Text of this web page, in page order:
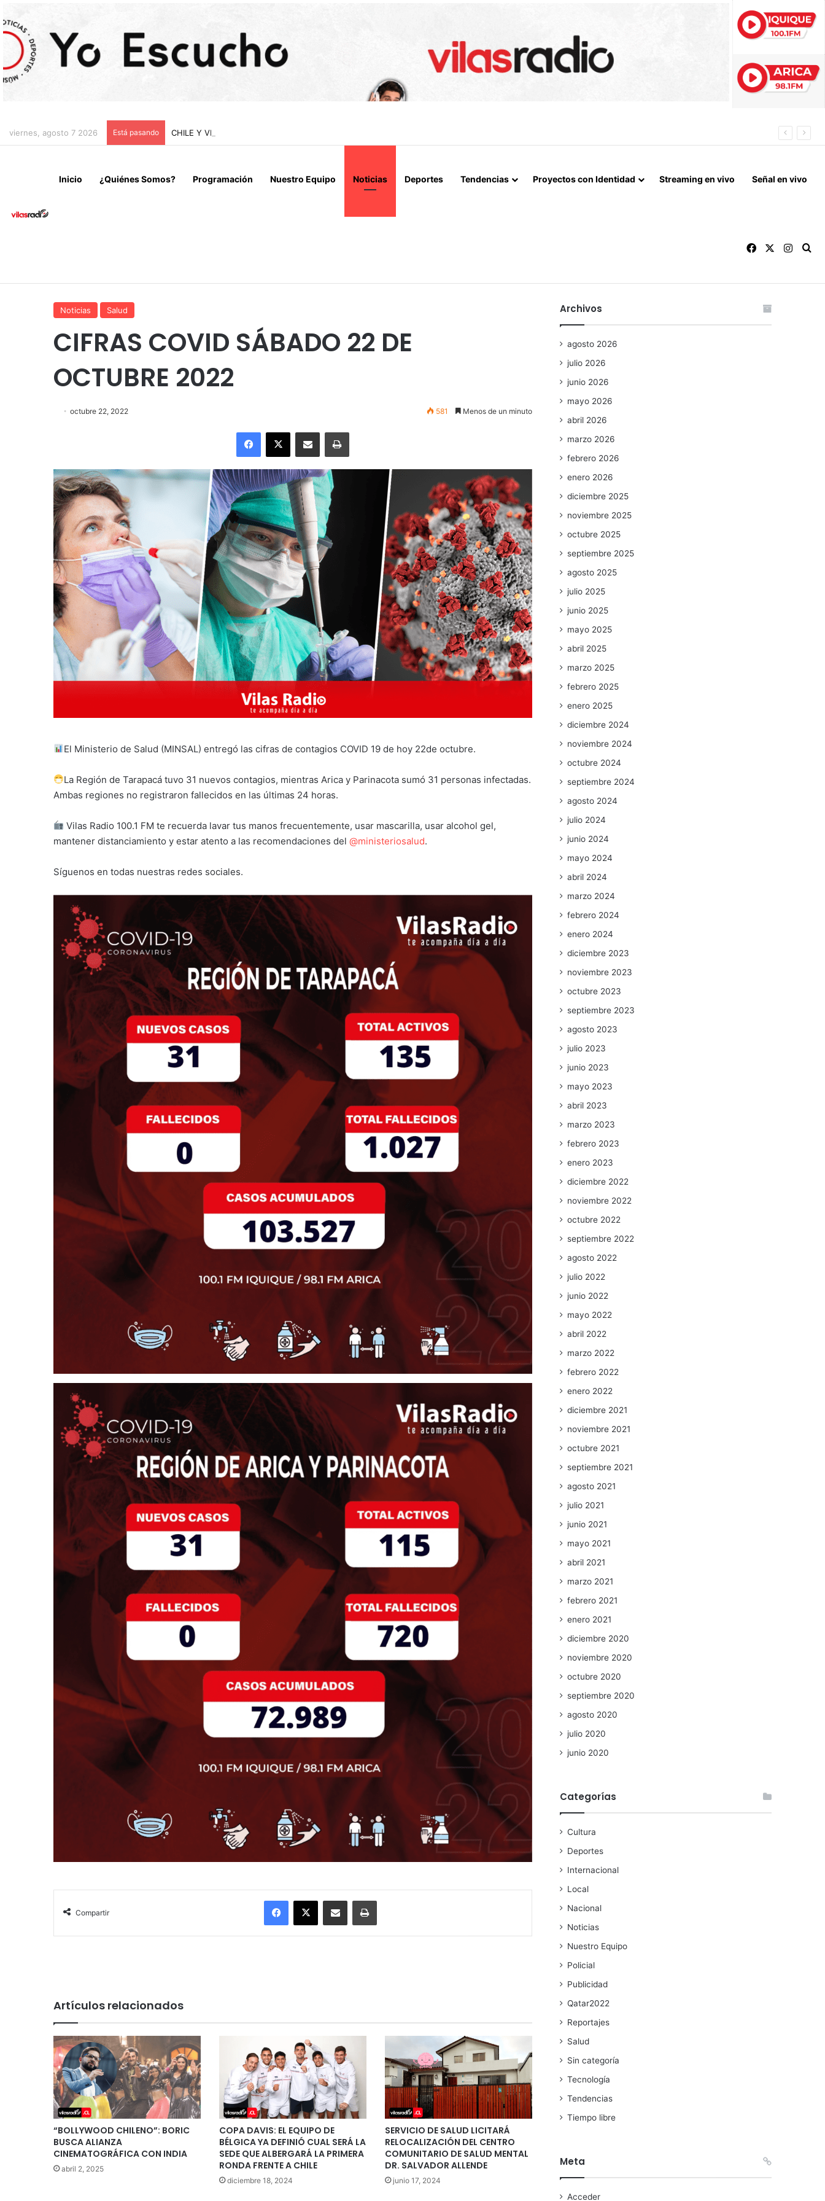
viernes, agosto 7 2026 Está pasando CHILE Y VENEZUELA OFICIALIZAN EL REINICIO DE RELACIONES CONSULARES Y AVANZAN HACIA LA NORMALIZACIÓN DE VÍNCULOS BILATERALES
Inicio ¿Quiénes Somos? Programación Nuestro Equipo Noticias Deportes Tendencias Proyectos con Identidad Streaming en vivo Señal en vivo
Facebook
Noticias Salud
CIFRAS COVID SÁBADO 22 DE
OCTUBRE 2022
octubre 22, 2022 581 Menos de un minuto
Facebook
X Enviar vía email Imprimir
El Ministerio de Salud (MINSAL) entregó las cifras de contagios COVID 19 de hoy 22de octubre.
La Región de Tarapacá tuvo 31 nuevos contagios, mientras Arica y Parinacota sumó 31 personas infectadas.
Ambas regiones no registraron fallecidos en las últimas 24 horas.
Vilas Radio 100.1 FM te recuerda lavar tus manos frecuentemente, usar mascarilla, usar alcohol gel,
mantener distanciamiento y estar atento a las recomendaciones del @ministeriosalud.
Síguenos en todas nuestras redes sociales.
Compartir
Facebook
X Enviar vía email Imprimir
Artículos relacionados
“BOLLYWOOD CHILENO”: BORIC
BUSCA ALIANZA
CINEMATOGRÁFICA CON INDIA
abril 2, 2025
COPA DAVIS: EL EQUIPO DE
BÉLGICA YA DEFINIÓ CUAL SERÁ LA
SEDE QUE ALBERGARÁ LA PRIMERA
RONDA FRENTE A CHILE
diciembre 18, 2024
SERVICIO DE SALUD LICITARÁ
RELOCALIZACIÓN DEL CENTRO
COMUNITARIO DE SALUD MENTAL
DR. SALVADOR ALLENDE
junio 17, 2024
Archivos
agosto 2026
julio 2026
junio 2026
mayo 2026
abril 2026
marzo 2026
febrero 2026
enero 2026
diciembre 2025
noviembre 2025
octubre 2025
septiembre 2025
agosto 2025
julio 2025
junio 2025
mayo 2025
abril 2025
marzo 2025
febrero 2025
enero 2025
diciembre 2024
noviembre 2024
octubre 2024
septiembre 2024
agosto 2024
julio 2024
junio 2024
mayo 2024
abril 2024
marzo 2024
febrero 2024
enero 2024
diciembre 2023
noviembre 2023
octubre 2023
septiembre 2023
agosto 2023
julio 2023
junio 2023
mayo 2023
abril 2023
marzo 2023
febrero 2023
enero 2023
diciembre 2022
noviembre 2022
octubre 2022
septiembre 2022
agosto 2022
julio 2022
junio 2022
mayo 2022
abril 2022
marzo 2022
febrero 2022
enero 2022
diciembre 2021
noviembre 2021
octubre 2021
septiembre 2021
agosto 2021
julio 2021
junio 2021
mayo 2021
abril 2021
marzo 2021
febrero 2021
enero 2021
diciembre 2020
noviembre 2020
octubre 2020
septiembre 2020
agosto 2020
julio 2020
junio 2020
Categorías
Cultura
Deportes
Internacional
Local
Nacional
Noticias
Nuestro Equipo
Policial
Publicidad
Qatar2022
Reportajes
Salud
Sin categoría
Tecnología
Tendencias
Tiempo libre
Meta
Acceder